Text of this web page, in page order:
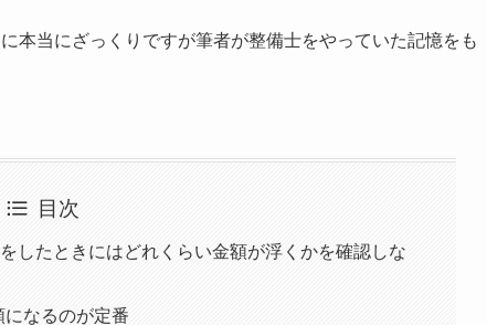
本当にざっくりですが筆者が整備士をやっていた記憶をも
目次
したときにはどれくらい金額が浮くかを確認しな
なるのが定番